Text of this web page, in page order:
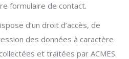
formulaire de contact.
d’un droit d’accès, de
des données à caractère
et traitées par ACMES.